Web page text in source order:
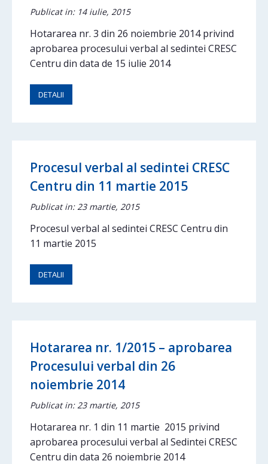
Publicat in: 14 iulie, 2015
Hotararea nr. 3 din 26 noiembrie 2014 privind
aprobarea procesului verbal al sedintei CRESC
Centru din data de 15 iulie 2014
DETALII
Procesul verbal al sedintei CRESC
Centru din 11 martie 2015
Publicat in: 23 martie, 2015
Procesul verbal al sedintei CRESC Centru din
11 martie 2015
DETALII
Hotararea nr. 1/2015 – aprobarea
Procesului verbal din 26
noiembrie 2014
Publicat in: 23 martie, 2015
Hotararea nr. 1 din 11 martie 2015 privind
aprobarea procesului verbal al Sedintei CRESC
Centru din data 26 noiembrie 2014